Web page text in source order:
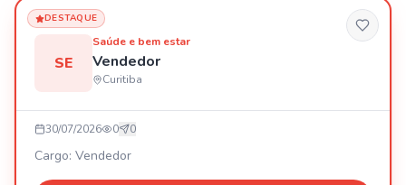
DESTAQUE
SE
Saúde e bem estar
Vendedor
Curitiba
30/07/2026 0 0
Cargo: Vendedor